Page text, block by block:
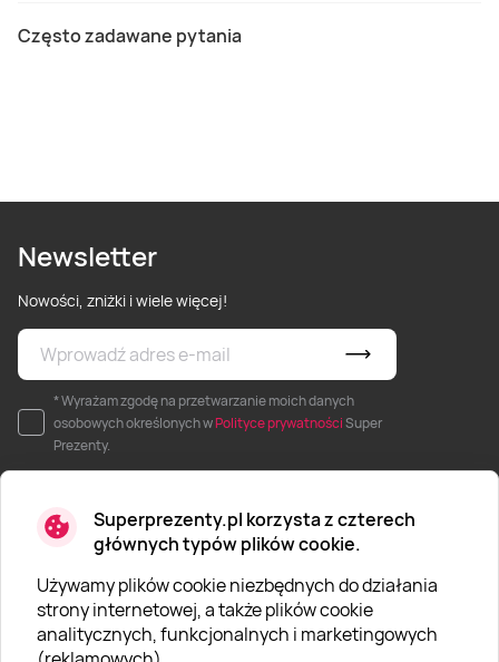
Superprezenty.pl korzysta z czterech
głównych typów plików cookie.
Używamy plików cookie niezbędnych do działania
strony internetowej, a także plików cookie
analitycznych, funkcjonalnych i marketingowych
Często zadawane pytania
Newsletter
Nowości, zniżki i wiele więcej!
* Wyrażam zgodę na przetwarzanie moich danych
osobowych określonych wPolityce prywatnościSuper
Prezenty.
O SUPERPREZENTY
O nas